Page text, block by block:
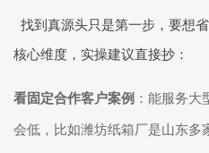
找到真源头只是第一步，要想
核心维度，实操建议直接抄：
看固定合作客户案例 ：能服务
会低，比如潍坊纸箱厂是山东多